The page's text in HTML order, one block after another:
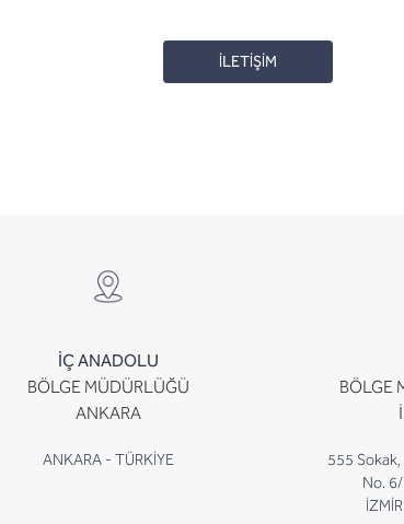
İLETİŞİM
İÇ ANADOLU
BÖLGE MÜDÜRLÜĞÜ
ANKARA
ANKARA - TÜRKİYE
BÖLGE
555 Sokak,
No.